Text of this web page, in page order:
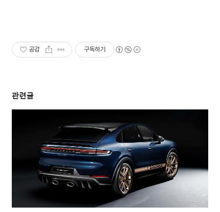
공감 구독하기
관련글